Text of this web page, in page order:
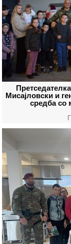
Мисајловски и
средба со